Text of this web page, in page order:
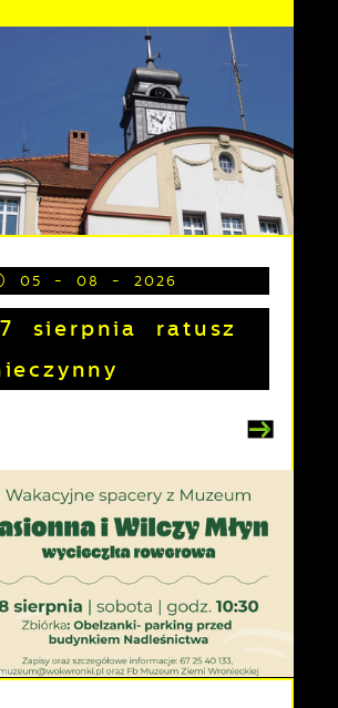
05 - 08 - 2026
sierpnia ratusz